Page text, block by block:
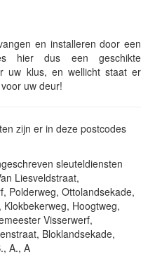
en installeren door een
hier dus een geschikte
uw klus, en wellicht staat er
uw deur!
zijn er in deze postcodes
sleuteldiensten
Liesveldstraat,
Polderweg, Ottolandsekade,
Hoogtweg,
Visserwerf,
Bloklandsekade,
A., A